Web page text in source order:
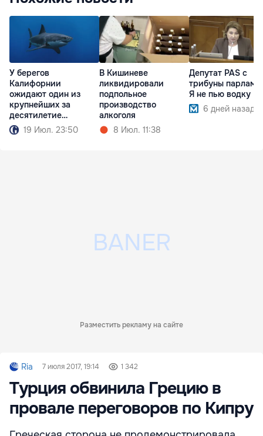
У берегов
Калифорнии
ожидают один из
крупнейших за
десятилетие
притоков белых акул
19 Июл. 23:50
В Кишиневе
ликвидировали
подпольное
производство
алкоголя
8 Июл. 11:38
Депутат PAS с
трибуны
Я не пью водку
6 дней назад
Разместить рекламу на сайте
Ria 7 июля 2017, 19:14 1 342
Турция обвинила Грецию в
провале переговоров по Кипру